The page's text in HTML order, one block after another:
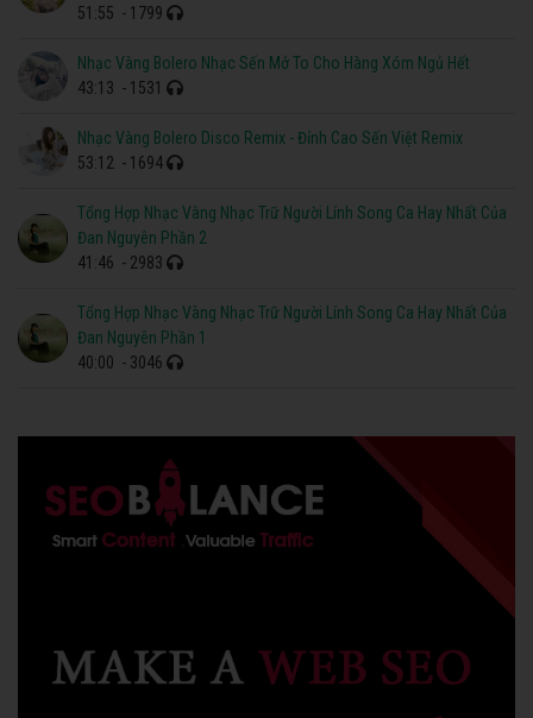
51:55 - 1799
Nhạc Vàng Bolero Nhạc Sến Mở To Cho Hàng Xóm Ngủ Hết
43:13 - 1531
Nhạc Vàng Bolero Disco Remix - Đỉnh Cao Sến Việt Remix
53:12 - 1694
Tổng Hợp Nhạc Vàng Nhạc Trữ Người Lính Song Ca Hay Nhất Của
Đan Nguyên Phần 2
41:46 - 2983
Tổng Hợp Nhạc Vàng Nhạc Trữ Người Lính Song Ca Hay Nhất Của
Đan Nguyên Phần 1
40:00 - 3046